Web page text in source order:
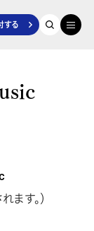
する
ます。）